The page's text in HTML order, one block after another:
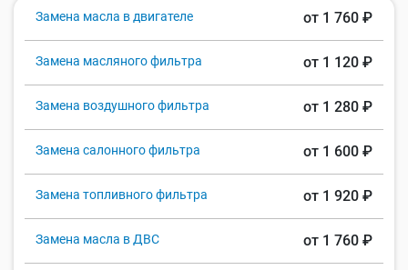
Замена масла в двигателе от 1 760 ₽
Замена масляного фильтра от 1 120 ₽
Замена воздушного фильтра от 1 280 ₽
Замена салонного фильтра от 1 600 ₽
Замена топливного фильтра от 1 920 ₽
Замена масла в ДВС от 1 760 ₽